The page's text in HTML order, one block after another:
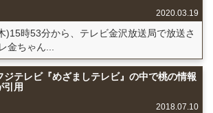
2020.03.19
)15時53分から、テレビ金沢放送局で放送さ
金ちゃん...
ジテレビ『めざましテレビ』の中で桃の情報
引用
2018.07.10